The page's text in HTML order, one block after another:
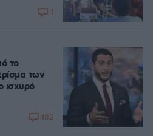
1
το
των
ισχυρό
182